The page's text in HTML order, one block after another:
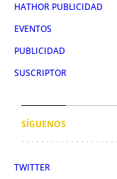
HATHOR PUBLICIDAD
EVENTOS
PUBLICIDAD
SUSCRIPTOR
SÍGUENOS
TWITTER